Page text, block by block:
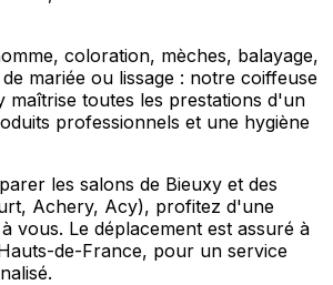
coloration, mèches, balayage,
mariée ou lissage : notre coiffeuse
maîtrise toutes les prestations d'un
professionnels et une hygiène
les salons de Bieuxy et des
Achery, Acy), profitez d'une
vous. Le déplacement est assuré à
de-France, pour un service